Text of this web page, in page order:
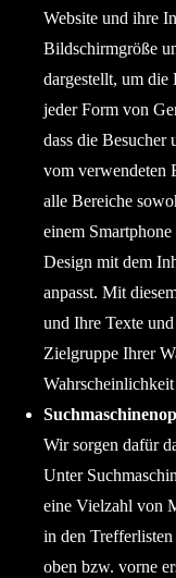
Website und ihre
Bildschirmgröße
dargestellt, um
jeder Form von
dass die Besucher
vom verwendeten
alle Bereiche
einem
Design mit dem
anpasst. Mit
und Ihre Texte
Zielgruppe Ihrer
Wir sorgen dafür
Unter
eine Vielzahl von
in den
oben bzw. vorne